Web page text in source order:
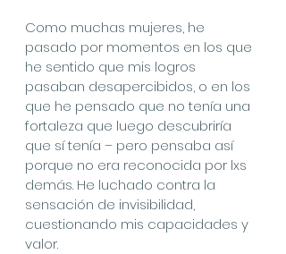
Como muchas mujeres, he
pasado por momentos en los que
he sentido que mis logros
pasaban desapercibidos, o en los
que he pensado que no tenía una
fortaleza que luego descubriría
que sí tenía – pero pensaba así
porque no era reconocida por lxs
demás. He luchado contra la
sensación de invisibilidad,
cuestionando mis capacidades y
valor.